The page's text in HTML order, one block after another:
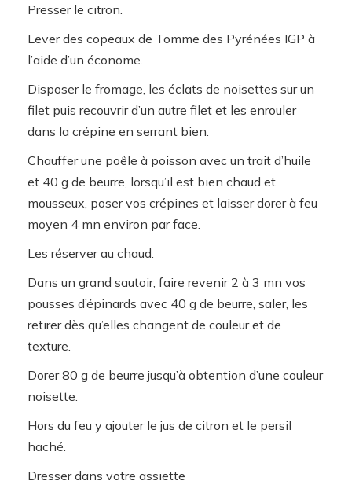
Presser le citron.
Lever des copeaux de Tomme des Pyrénées IGP à
l’aide d’un économe.
Disposer le fromage, les éclats de noisettes sur un
filet puis recouvrir d’un autre filet et les enrouler
dans la crépine en serrant bien.
Chauffer une poêle à poisson avec un trait d’huile
et 40 g de beurre, lorsqu’il est bien chaud et
mousseux, poser vos crépines et laisser dorer à feu
moyen 4 mn environ par face.
Les réserver au chaud.
Dans un grand sautoir, faire revenir 2 à 3 mn vos
pousses d’épinards avec 40 g de beurre, saler, les
retirer dès qu’elles changent de couleur et de
texture.
Dorer 80 g de beurre jusqu’à obtention d’une couleur
noisette.
Hors du feu y ajouter le jus de citron et le persil
haché.
Dresser dans votre assiette